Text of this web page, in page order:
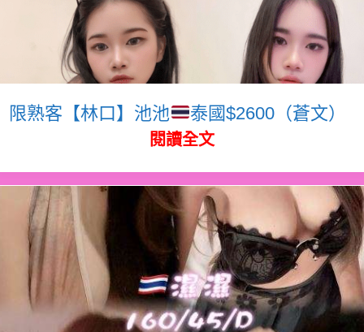
限熟客【林口】池池 泰國$2600（蒼文）
閱讀全文